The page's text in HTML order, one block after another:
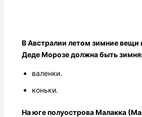
В Австралии летом зимние вещи
Деде Морозе должна быть
валенки.
коньки.
На юге полуострова Малакка